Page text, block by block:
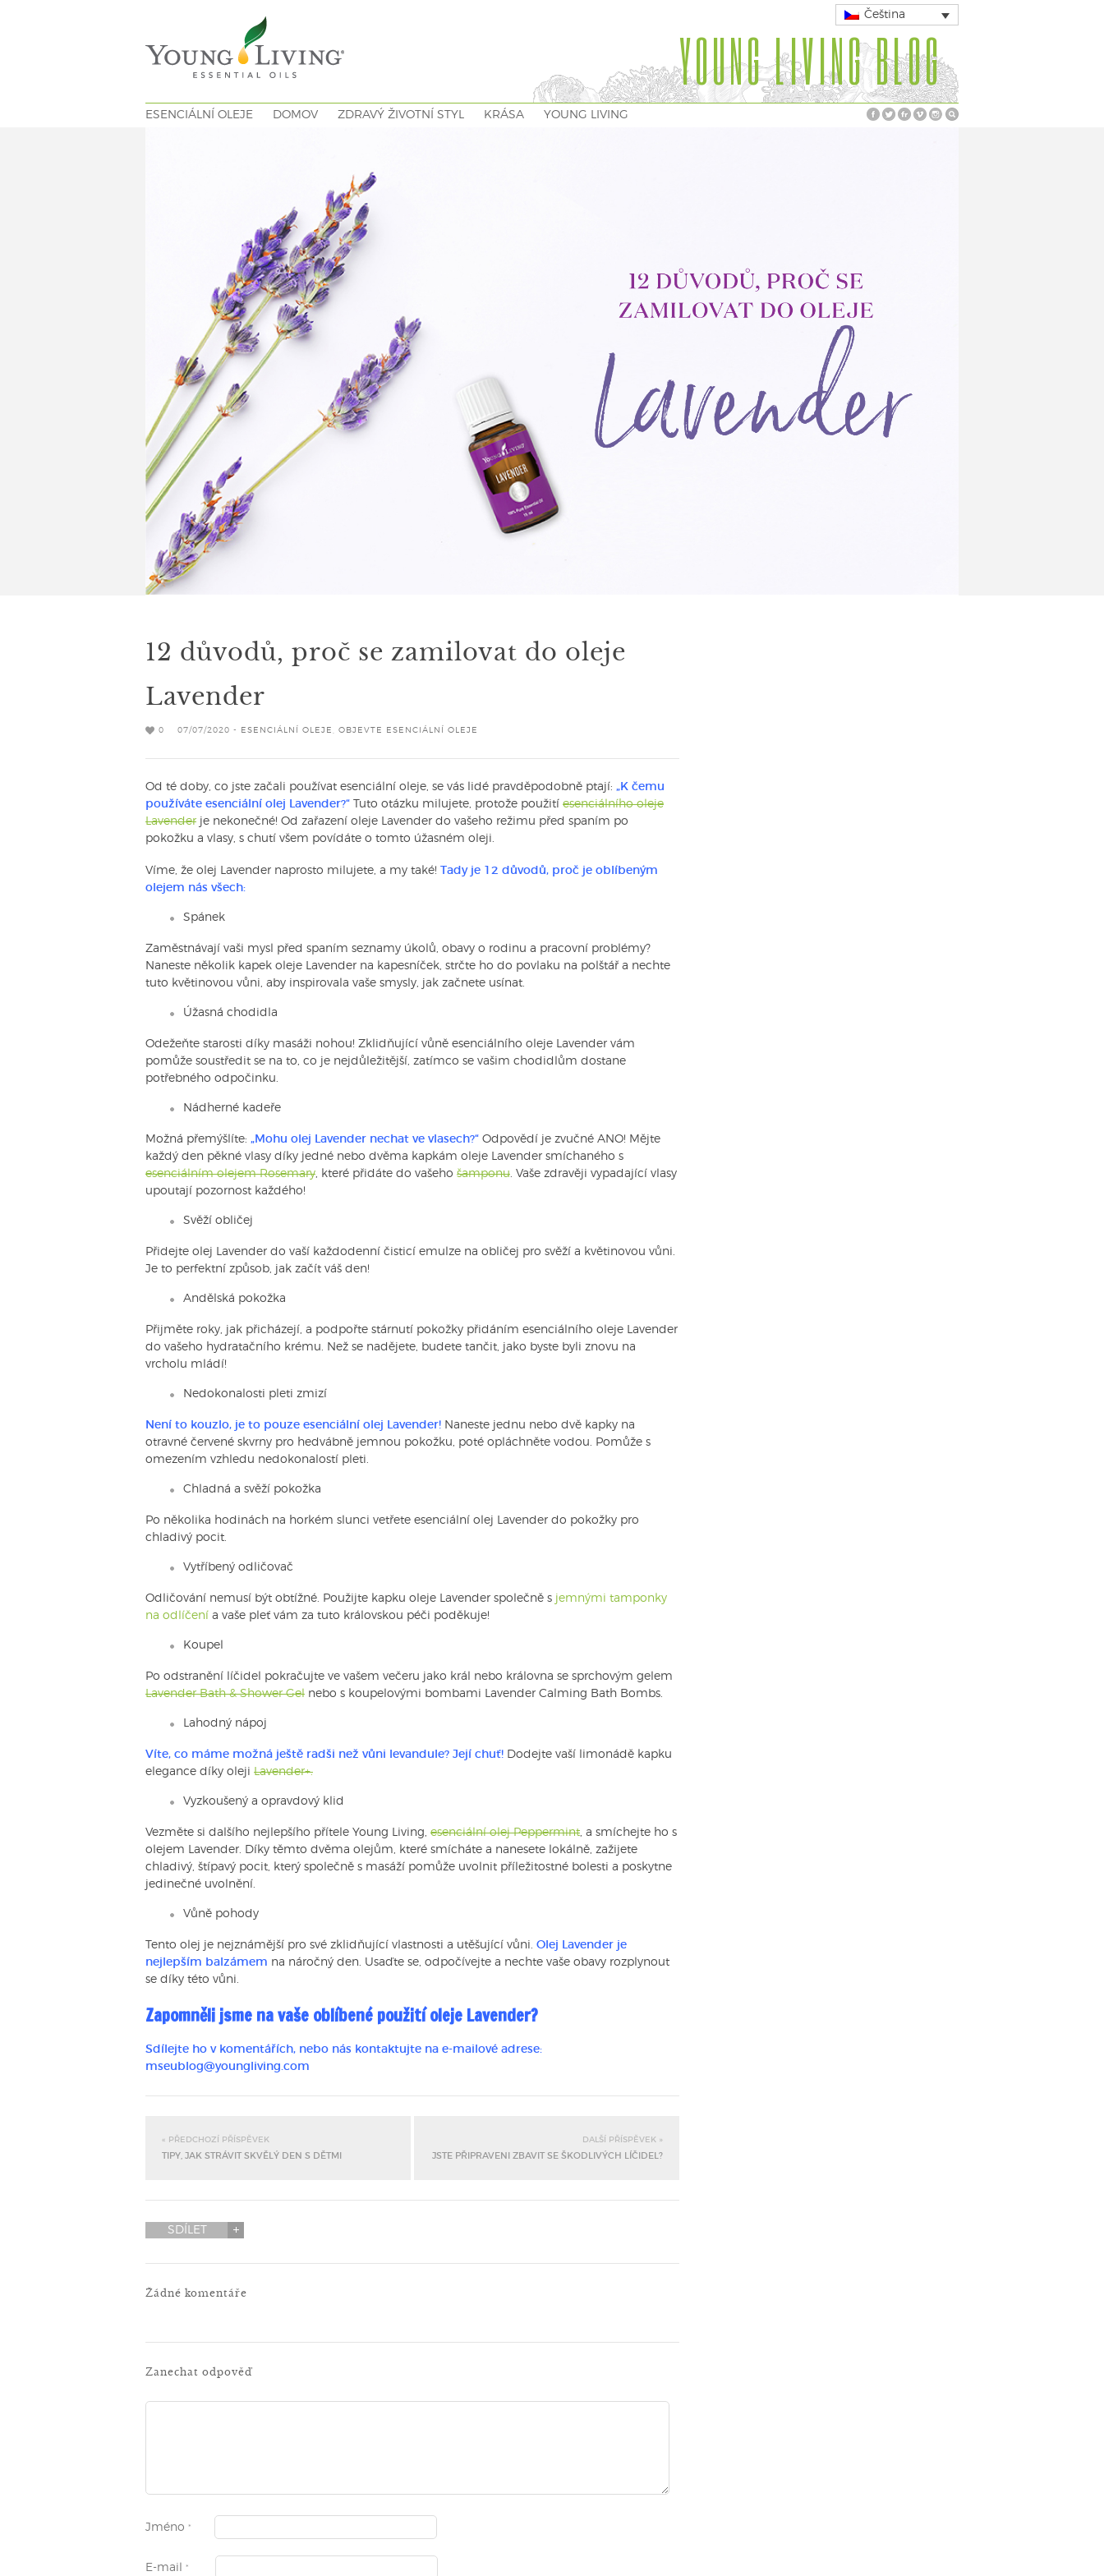
Čeština
YOUNG LIVING BLOG
ESENCIÁLNÍ OLEJE DOMOV ZDRAVÝ ŽIVOTNÍ STYL KRÁSA YOUNG LIVING
12 důvodů, proč se zamilovat do oleje
Lavender
0 07/07/2020 - ESENCIÁLNÍ OLEJE OBJEVTE ESENCIÁLNÍ OLEJE
Od té doby, co jste začali používat esenciální oleje, se vás lidé pravděpodobně ptají: „K čemu
používáte esenciální olej Lavender?“ Tuto otázku milujete, protože použití esenciálního oleje
Lavender je nekonečné! Od zařazení oleje Lavender do vašeho režimu před spaním po
pokožku a vlasy, s chutí všem povídáte o tomto úžasném oleji.
Víme, že olej Lavender naprosto milujete, a my také!
Tady je 12 důvodů, proč je oblíbeným
olejem nás všech:
Spánek
Zaměstnávají vaši mysl před spaním seznamy úkolů, obavy o rodinu a pracovní problémy?
Naneste několik kapek oleje Lavender na kapesníček, strčte ho do povlaku na polštář a nechte
tuto květinovou vůni, aby inspirovala vaše smysly, jak začnete usínat.
Úžasná chodidla
Odežeňte starosti díky masáži nohou! Zklidňující vůně esenciálního oleje Lavender vám
pomůže soustředit se na to, co je nejdůležitější, zatímco se vašim chodidlům dostane
potřebného odpočinku.
Nádherné kadeře
Možná přemýšlíte: „Mohu olej Lavender nechat ve vlasech?“ Odpovědí je zvučné ANO! Mějte
každý den pěkné vlasy díky jedné nebo dvěma kapkám oleje Lavender smíchaného s
esenciálním olejem Rosemary, které přidáte do vašeho šamponu. Vaše zdravěji vypadající vlasy
upoutají pozornost každého!
Svěží obličej
Přidejte olej Lavender do vaší každodenní čisticí emulze na obličej pro svěží a květinovou vůni.
Je to perfektní způsob, jak začít váš den!
Andělská pokožka
Přijměte roky, jak přicházejí, a podpořte stárnutí pokožky přidáním esenciálního oleje Lavender
do vašeho hydratačního krému. Než se nadějete, budete tančit, jako byste byli znovu na
vrcholu mládí!
Nedokonalosti pleti zmizí
Není to kouzlo, je to pouze esenciální olej Lavender! Naneste jednu nebo dvě kapky na
otravné červené skvrny pro hedvábně jemnou pokožku, poté opláchněte vodou. Pomůže s
omezením vzhledu nedokonalostí pleti.
Chladná a svěží pokožka
Po několika hodinách na horkém slunci vetřete esenciální olej Lavender do pokožky pro
chladivý pocit.
Vytříbený odličovač
Odličování nemusí být obtížné. Použijte kapku oleje Lavender společně s jemnými tamponky
na odlíčení a vaše pleť vám za tuto královskou péči poděkuje!
Koupel
Po odstranění líčidel pokračujte ve vašem večeru jako král nebo královna se sprchovým gelem
Lavender Bath & Shower Gel nebo s koupelovými bombami Lavender Calming Bath Bombs.
Lahodný nápoj
Víte, co máme možná ještě radši než vůni levandule? Její chuť! Dodejte vaší limonádě kapku
elegance díky oleji Lavender+.
Vyzkoušený a opravdový klid
Vezměte si dalšího nejlepšího přítele Young Living, esenciální olej Peppermint, a smíchejte ho s
olejem Lavender. Díky těmto dvěma olejům, které smícháte a nanesete lokálně, zažijete
chladivý, štípavý pocit, který společně s masáží pomůže uvolnit příležitostné bolesti a poskytne
jedinečné uvolnění.
Vůně pohody
Tento olej je nejznámější pro své zklidňující vlastnosti a utěšující vůni. Olej Lavender je
nejlepším balzámem na náročný den. Usaďte se, odpočívejte a nechte vaše obavy rozplynout
se díky této vůni.
Zapomněli jsme na vaše oblíbené použití oleje Lavender?
Sdílejte ho v komentářích, nebo nás kontaktujte na e-mailové adrese:
mseublog@youngliving.com
« PŘEDCHOZÍ PŘÍSPĚVEK
TIPY, JAK STRÁVIT SKVĚLÝ DEN S DĚTMI
DALŠÍ PŘÍSPĚVEK »
JSTE PŘIPRAVENI ZBAVIT SE ŠKODLIVÝCH LÍČIDEL?
SDÍLET
Žádné komentáře
Zanechat odpověď
Jméno *
E-mail *